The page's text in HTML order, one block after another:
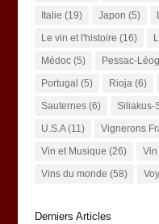
Italie (19) Japon (5)
Le vin et l'histoire (16)
Médoc(5) Pessac-
Portugal (5) Rioja(6)
Sauternes(6) Siliakus-
U.S.A(11) Vignerons
Vin et Musique (26) Vin
Vins du monde (58)
Derniers Articles